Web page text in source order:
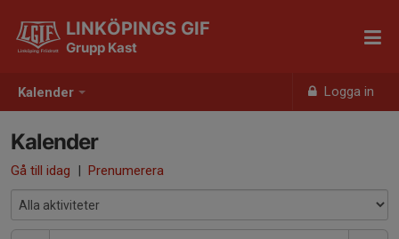
Kalender Logga in
LINKÖPINGS GIF
Grupp Kast
Kalender
Gå till idag | Prenumerera